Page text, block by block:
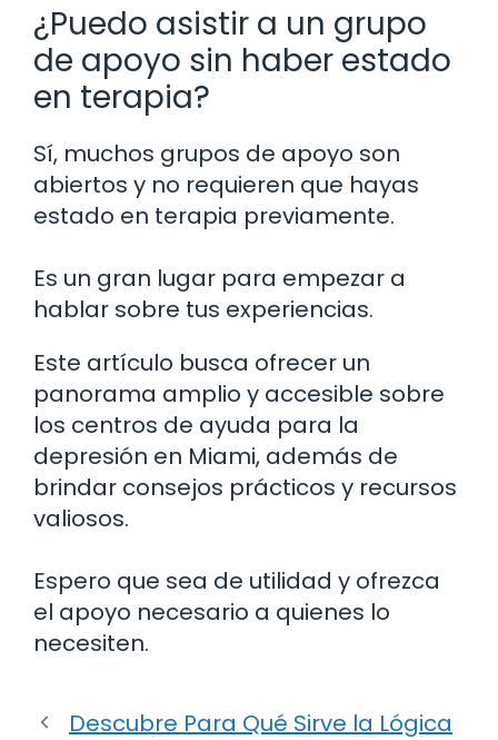
¿Puedo asistir a un grupo
de apoyo sin haber estado
en terapia?
Sí, muchos grupos de apoyo son
abiertos y no requieren que hayas
estado en terapia previamente.
Es un gran lugar para empezar a
hablar sobre tus experiencias.
Este artículo busca ofrecer un
panorama amplio y accesible sobre
los centros de ayuda para la
depresión en Miami, además de
brindar consejos prácticos y recursos
valiosos.
Espero que sea de utilidad y ofrezca
el apoyo necesario a quienes lo
necesiten.
Descubre Para Qué Sirve la Lógica